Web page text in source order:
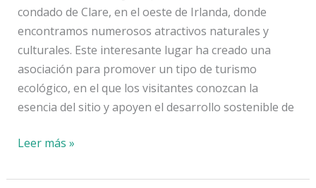
condado de Clare, en el oeste de Irlanda, donde
encontramos numerosos atractivos naturales y
culturales. Este interesante lugar ha creado una
asociación para promover un tipo de turismo
ecológico, en el que los visitantes conozcan la
esencia del sitio y apoyen el desarrollo sostenible de
El
una
Leer más »